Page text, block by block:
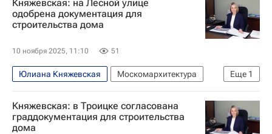
Княжевская: на Лесной улице
одобрена документация для
строительства дома
10 ноября 2025, 11:10 51
Еще 1
Юлиана Княжевская
Москомархитектура
Москва
Княжевская: в Троицке согласована
граддокументация для строительства
дома